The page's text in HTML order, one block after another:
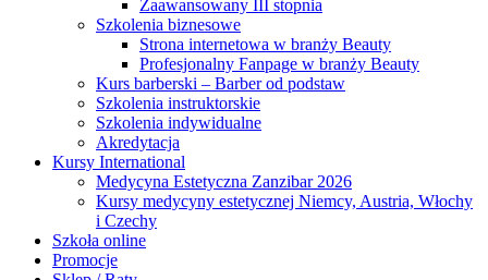
Zaawansowany III stopnia
Szkolenia biznesowe
Strona internetowa w branży Beauty
Profesjonalny Fanpage w branży Beauty
Kurs barberski – Barber od podstaw
Szkolenia instruktorskie
Szkolenia indywidualne
Akredytacja
Kursy International
Medycyna Estetyczna Zanzibar 2026
Kursy medycyny estetycznej Niemcy, Austria, Włochy
i Czechy
Szkoła online
Promocje